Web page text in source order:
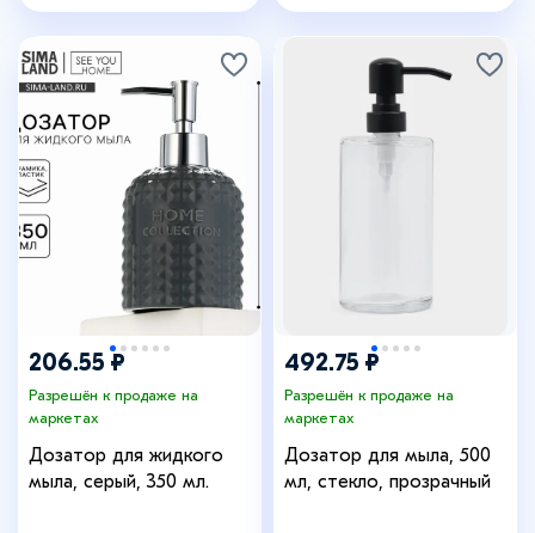
206.55 ₽
Разрешён к продаже на
маркетах
Дозатор для жидкого
мыла, серый, 350 мл.
492.75 ₽
Разрешён к продаже на
маркетах
Дозатор для мыла, 500
мл, стекло, прозрачный